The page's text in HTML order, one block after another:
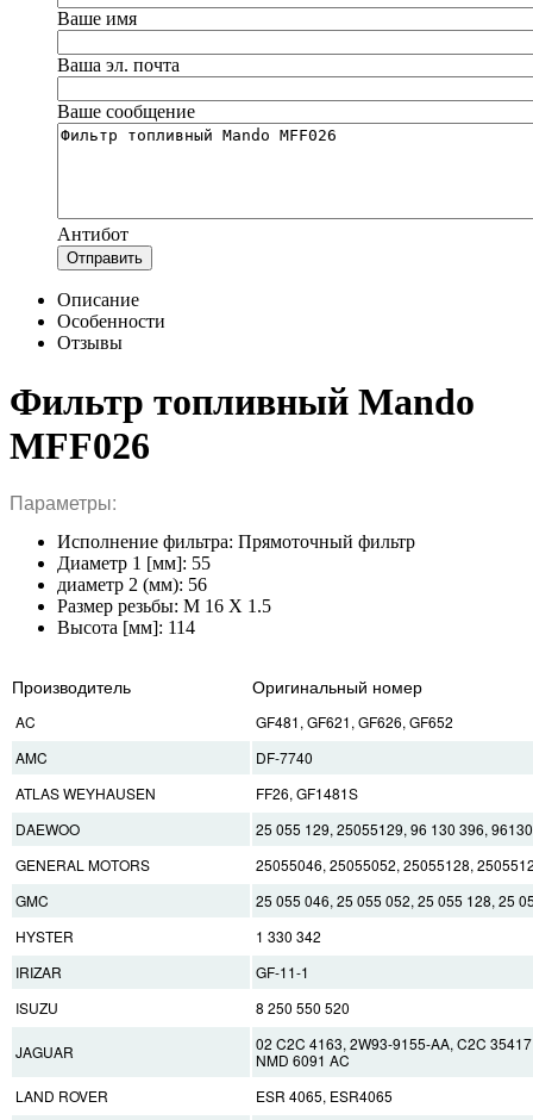
Ваше имя
Ваша эл. почта
Ваше сообщение
Антибот
Отправить
Описание
Особенности
Отзывы
Фильтр топливный Mando
MFF026
Параметры:
Исполнение фильтра: Прямоточный фильтр
Диаметр 1 [мм]: 55
диаметр 2 (мм): 56
Размер резьбы: M 16 X 1.5
Высота [мм]: 114
Производитель Оригинальный номер
AC
GF481, GF621, GF626, GF652
AMC
DF-7740
ATLAS WEYHAUSEN
FF26, GF1481S
DAEWOO
25 055 129, 25055129, 96 130 396,
GENERAL MOTORS
25055046, 25055052, 25055128,
GMC
25 055 046, 25 055 052, 25 055 128, 25
HYSTER
1 330 342
IRIZAR
GF-11-1
ISUZU
8 250 550 520
JAGUAR
02 C2C 4163, 2W93-9155-AA, C2C
NMD 6091 AC
LAND ROVER
ESR 4065, ESR4065